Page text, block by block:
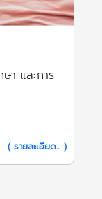
า และการ
( รายละเอียด... )